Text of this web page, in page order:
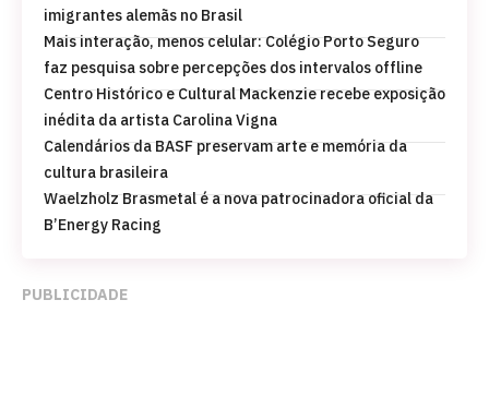
imigrantes alemãs no Brasil
Mais interação, menos celular: Colégio Porto Seguro
faz pesquisa sobre percepções dos intervalos offline
Centro Histórico e Cultural Mackenzie recebe exposição
inédita da artista Carolina Vigna
Calendários da BASF preservam arte e memória da
cultura brasileira
Waelzholz Brasmetal é a nova patrocinadora oficial da
B’Energy Racing
PUBLICIDADE